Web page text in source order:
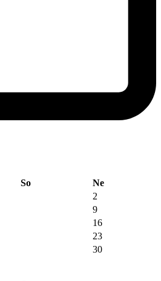
So
Ne
2
9
16
23
30